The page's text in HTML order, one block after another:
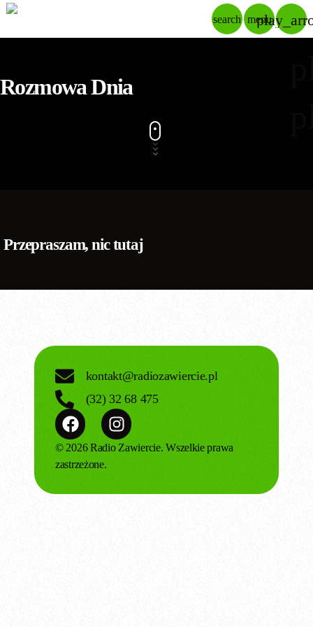
search menu
Rozmowa Dnia
Przepraszam, nic tutaj
kontakt@radiozawiercie.pl
(32) 32 68 475
© 2026 Radio Zawiercie. Wszelkie prawa
zastrzeżone.